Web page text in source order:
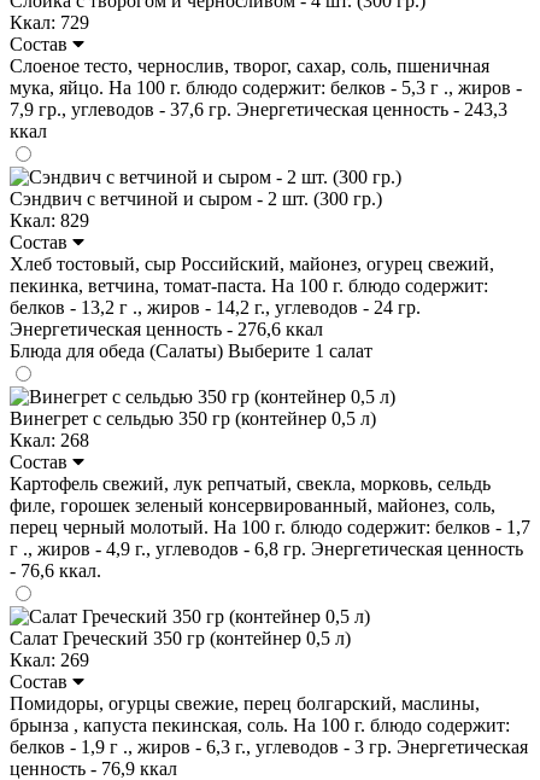
Ккал: 729
Состав
Слоеное тесто, чернослив, творог, сахар, соль, пшеничная
мука, яйцо. На 100 г. блюдо содержит: белков - 5,3 г ., жиров -
7,9 гр., углеводов - 37,6 гр. Энергетическая ценность - 243,3
ккал
Сэндвич с ветчиной и сыром - 2 шт. (300 гр.)
Ккал: 829
Состав
Хлеб тостовый, сыр Российский, майонез, огурец свежий,
пекинка, ветчина, томат-паста. На 100 г. блюдо содержит:
белков - 13,2 г ., жиров - 14,2 г., углеводов - 24 гр.
Энергетическая ценность - 276,6 ккал
Блюда для обеда (Салаты) Выберите 1 салат
Винегрет с сельдью 350 гр (контейнер 0,5 л)
Ккал: 268
Состав
Картофель свежий, лук репчатый, свекла, морковь, сельдь
филе, горошек зеленый консервированный, майонез, соль,
перец черный молотый. На 100 г. блюдо содержит: белков - 1,7
г ., жиров - 4,9 г., углеводов - 6,8 гр. Энергетическая ценность
- 76,6 ккал.
Салат Греческий 350 гр (контейнер 0,5 л)
Ккал: 269
Состав
Помидоры, огурцы свежие, перец болгарский, маслины,
брынза , капуста пекинская, соль. На 100 г. блюдо содержит:
белков - 1,9 г ., жиров - 6,3 г., углеводов - 3 гр. Энергетическая
ценность - 76,9 ккал